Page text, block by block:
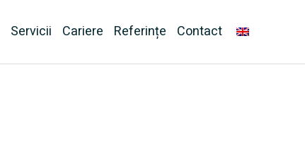
Servicii Cariere Referințe Contact